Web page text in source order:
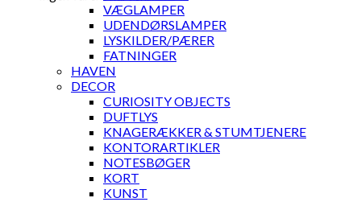
VÆGLAMPER
UDENDØRSLAMPER
LYSKILDER/PÆRER
FATNINGER
HAVEN
DECOR
CURIOSITY OBJECTS
DUFTLYS
KNAGERÆKKER & STUMTJENERE
KONTORARTIKLER
NOTESBØGER
KORT
KUNST